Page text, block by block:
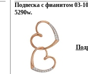
Подвеска с фианитом 03-
5290w.